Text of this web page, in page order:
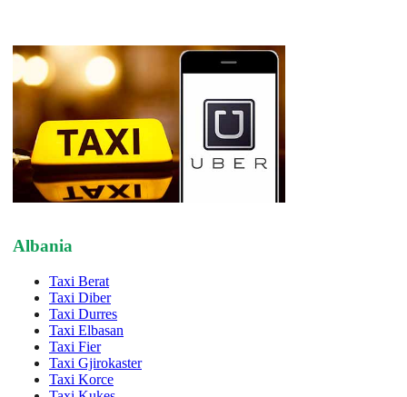
Albania
Taxi Berat
Taxi Diber
Taxi Durres
Taxi Elbasan
Taxi Fier
Taxi Gjirokaster
Taxi Korce